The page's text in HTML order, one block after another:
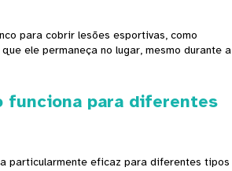
para cobrir lesões esportivas, como
ele permaneça no lugar, mesmo durante a
funciona para diferentes
particularmente eficaz para diferentes tipos